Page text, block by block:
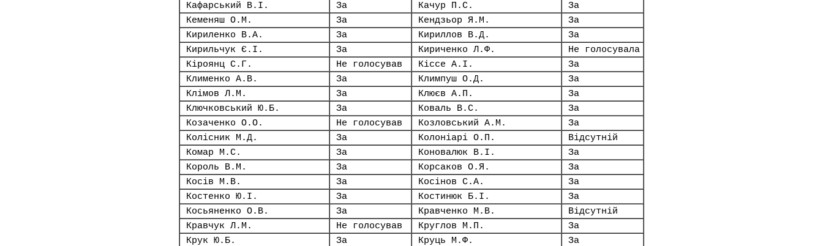
Кафарський В.І.
За Качур П.С.
За
Кеменяш О.М.
За Кендзьор Я.М.
За
Кириленко В.А.
За Кириллов В.Д.
За
Кирильчук Є.І.
За Кириченко Л.Ф.
Не голосувала
Кіроянц С.Г.
Не голосував Кіссе А.І.
За
Клименко А.В.
За Климпуш О.Д.
За
Клімов Л.М.
За Клюєв А.П.
За
Ключковський Ю.Б.
За Коваль В.С.
За
Козаченко О.О.
Не голосував Козловський А.М.
За
Колісник М.Д.
За Колоніарі О.П.
Відсутній
Комар М.С.
За Коновалюк В.І.
За
Король В.М.
За Корсаков О.Я.
За
Косів М.В.
За Косінов С.А.
За
Костенко Ю.І.
За Костинюк Б.І.
За
Косьяненко О.В.
За Кравченко М.В.
Відсутній
Кравчук Л.М.
Не голосував Круглов М.П.
За
Крук Ю.Б.
За Круць М.Ф.
За